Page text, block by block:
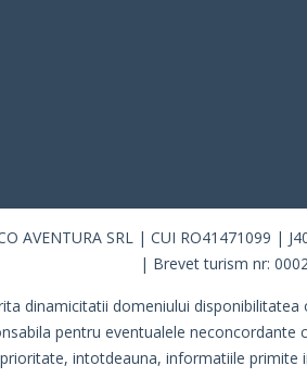
AVENTURA SRL | CUI RO41471099 |
| Brevet turism nr:
dinamicitatii domeniului
pentru eventualele
intotdeauna, informatiile primite